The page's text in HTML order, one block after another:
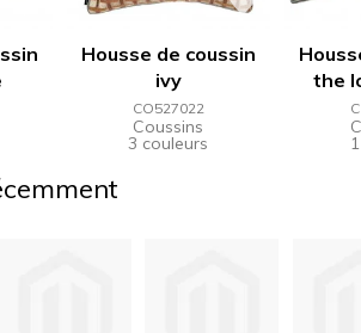
Housse de coussin
ivy
CO527022
Coussins
3 couleurs
the